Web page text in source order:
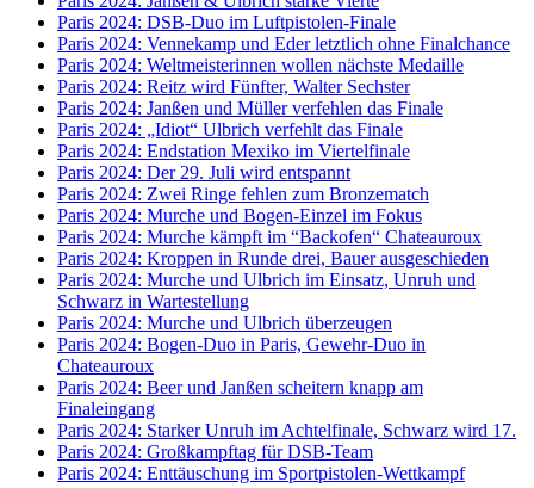
Paris 2024: DSB-Duo im Luftpistolen-Finale
Paris 2024: Vennekamp und Eder letztlich ohne Finalchance
Paris 2024: Weltmeisterinnen wollen nächste Medaille
Paris 2024: Reitz wird Fünfter, Walter Sechster
Paris 2024: Janßen und Müller verfehlen das Finale
Paris 2024: „Idiot“ Ulbrich verfehlt das Finale
Paris 2024: Endstation Mexiko im Viertelfinale
Paris 2024: Der 29. Juli wird entspannt
Paris 2024: Zwei Ringe fehlen zum Bronzematch
Paris 2024: Murche und Bogen-Einzel im Fokus
Paris 2024: Murche kämpft im “Backofen“ Chateauroux
Paris 2024: Kroppen in Runde drei, Bauer ausgeschieden
Paris 2024: Murche und Ulbrich im Einsatz, Unruh und
Schwarz in Wartestellung
Paris 2024: Murche und Ulbrich überzeugen
Paris 2024: Bogen-Duo in Paris, Gewehr-Duo in
Chateauroux
Paris 2024: Beer und Janßen scheitern knapp am
Finaleingang
Paris 2024: Starker Unruh im Achtelfinale, Schwarz wird 17.
Paris 2024: Großkampftag für DSB-Team
Paris 2024: Enttäuschung im Sportpistolen-Wettkampf